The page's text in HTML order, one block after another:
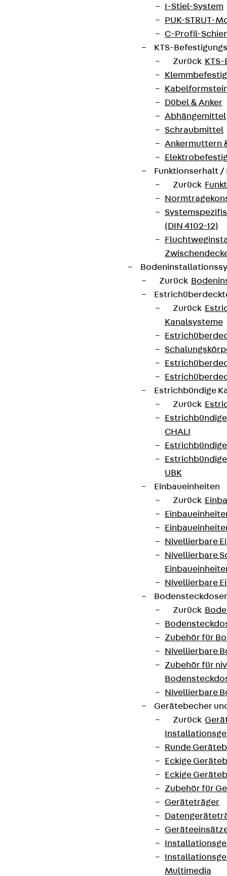
I-Stiel-System
PUK-STRUT-
C-Profil-
KTS-
Zurück
Dübel & Anker
Abhängemittel
Schraubmittel
Ankermuttern
Funktionserhalt
Zurück
(DIN 4102-12)
Zurück
Zurück
Kanalsysteme
Estrichbündige
Zurück
CHALI
UBK
Einbaueinheiten
Zurück
Nivellierbare
Nivellierbare
Nivellierbare
Zurück
Zubehör für
Nivellierbare
Zubehör für
Nivellierbare
Gerätebecher
Zurück
Runde
Eckige
Eckige
Zubehör für
Geräteträger
Multimedia